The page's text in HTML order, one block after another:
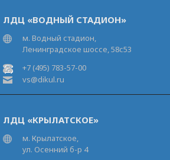
ЛДЦ «ВОДНЫЙ СТАДИОН»
м. Водный стадион,
Ленинградское шоссе, 58с53
+7 (495) 783-57-00
vs@dikul.ru
ЛДЦ «КРЫЛАТСКОЕ»
м. Крылатское,
ул. Осенний б-р 4